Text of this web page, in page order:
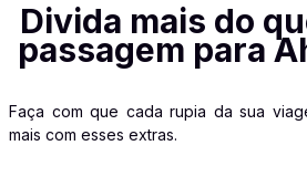
Divida mais do
passagem para
Faça com que cada rupia da sua
mais com esses extras.